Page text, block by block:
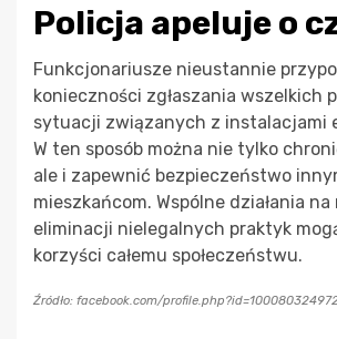
Policja apeluje o
Funkcjonariusze nieustannie
konieczności zgłaszania wszelkich
sytuacji związanych z instalacjami
W ten sposób można nie tylko
ale i zapewnić bezpieczeństwo
mieszkańcom. Wspólne działania na
eliminacji nielegalnych praktyk
korzyści całemu społeczeństwu.
Źródło: facebook.com/